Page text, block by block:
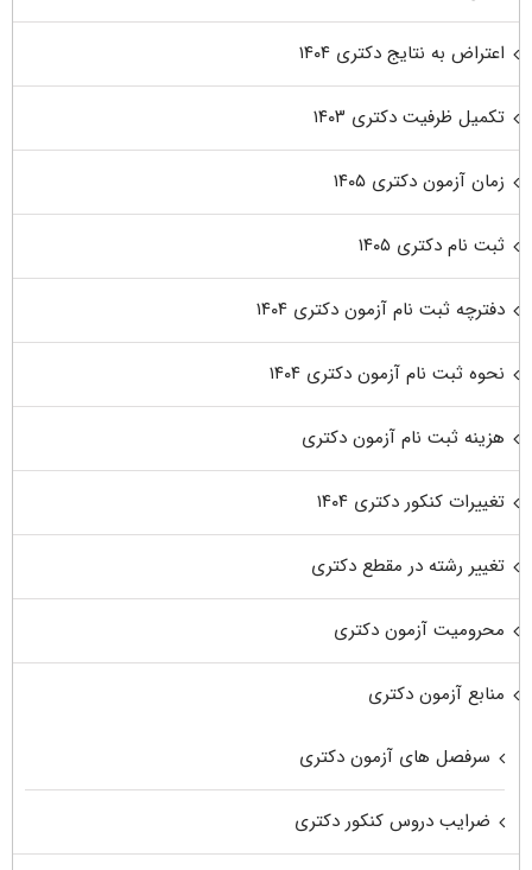
اعتراض به نتایج دکتری ۱۴۰۴
تکمیل ظرفیت دکتری ۱۴۰۳
زمان آزمون دکتری ۱۴۰۵
ثبت نام دکتری ۱۴۰۵
دفترچه ثبت نام آزمون دکتری ۱۴۰۴
نحوه ثبت نام آزمون دکتری ۱۴۰۴
هزینه ثبت نام آزمون دکتری
تغییرات کنکور دکتری ۱۴۰۴
تغییر رشته در مقطع دکتری
محرومیت آزمون دکتری
منابع آزمون دکتری
سرفصل های آزمون دکتری
ضرایب دروس کنکور دکتری